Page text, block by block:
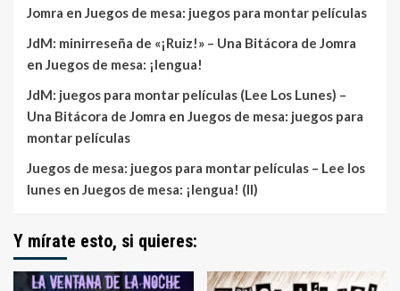
Jomra en Juegos de mesa: juegos para montar películas
JdM: minirreseña de «¡Ruiz!» – Una Bitácora de Jomra
en Juegos de mesa: ¡lengua!
JdM: juegos para montar películas (Lee Los Lunes) –
Una Bitácora de Jomra en Juegos de mesa: juegos para
montar películas
Juegos de mesa: juegos para montar películas – Lee los
lunes en Juegos de mesa: ¡lengua! (II)
Y mírate esto, si quieres: